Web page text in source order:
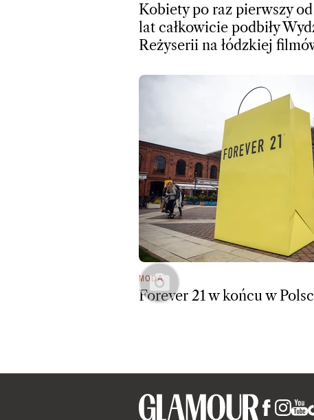
Kobiety po raz pierwszy
lat całkowicie podbiły
Reżyserii na łódzkiej
MODA
Forever 21 w końcu w